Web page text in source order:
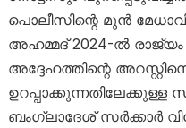
പൊലീസിന്റെ മുൻ
അഹമ്മദ് 2024-ൽ രാജ്യം
അദ്ദേഹത്തിന്റെ
ബംഗ്ലാദേശ് സർക്കാർ